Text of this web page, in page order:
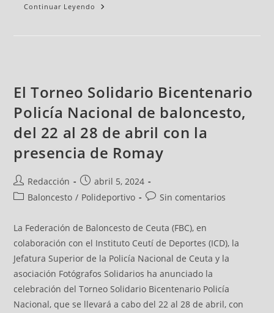
Continuar Leyendo
El Torneo Solidario Bicentenario
Policía Nacional de baloncesto,
del 22 al 28 de abril con la
presencia de Romay
Redacción
abril 5, 2024
Baloncesto / Polideportivo Sin comentarios
La Federación de Baloncesto de Ceuta (FBC), en
colaboración con el Instituto Ceutí de Deportes (ICD), la
Jefatura Superior de la Policía Nacional de Ceuta y la
asociación Fotógrafos Solidarios ha anunciado la
celebración del Torneo Solidario Bicentenario Policía
Nacional, que se llevará a cabo del 22 al 28 de abril, con